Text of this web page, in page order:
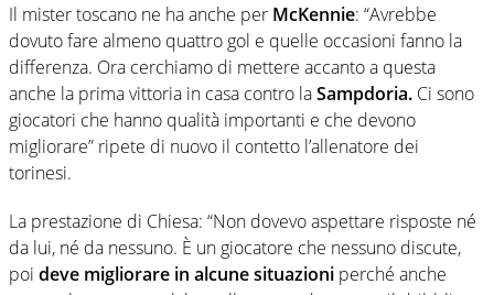
Il mister toscano ne ha anche per McKennie: “Avrebbe
dovuto fare almeno quattro gol e quelle occasioni fanno la
differenza. Ora cerchiamo di mettere accanto a questa
anche la prima vittoria in casa contro laSampdoria. Ci sono
giocatori che hanno qualità importanti e che devono
migliorare” ripete di nuovo il contetto l’allenatore dei
torinesi.
La prestazione di Chiesa: “Non dovevo aspettare risposte né
da lui, né da nessuno. È un giocatore che nessuno discute,
poi deve migliorare in alcune situazioni perché anche